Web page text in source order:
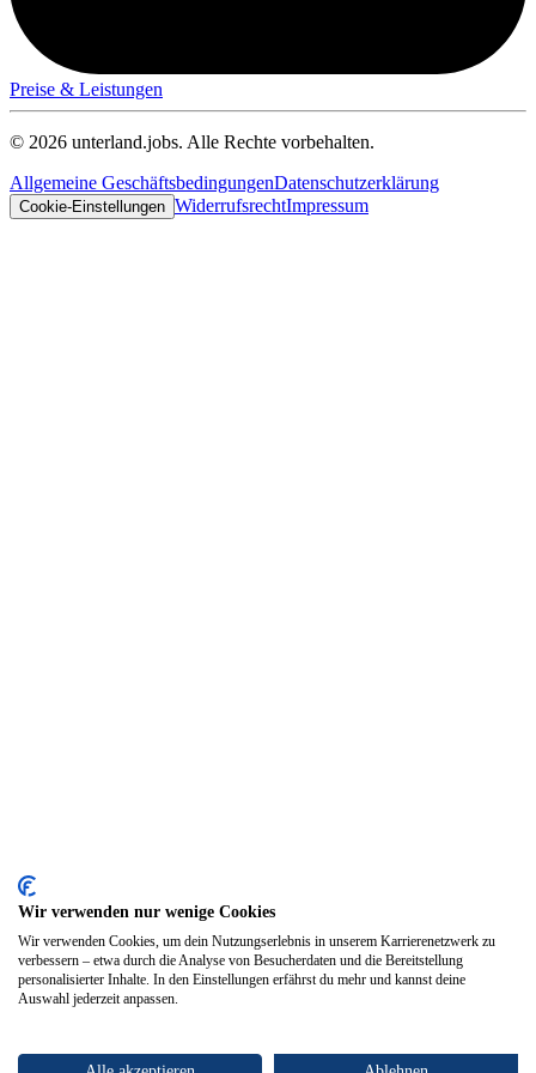
Preise & Leistungen
© 2026 unterland.jobs. Alle Rechte vorbehalten.
Allgemeine GeschäftsbedingungenDatenschutzerklärung
Cookie-Einstellungen WiderrufsrechtImpressum
Wir verwenden nur wenige Cookies
Wir verwenden Cookies, um dein Nutzungserlebnis in unserem Karrierenetzwerk zu
verbessern – etwa durch die Analyse von Besucherdaten und die Bereitstellung
personalisierter Inhalte. In den Einstellungen erfährst du mehr und kannst deine
Auswahl jederzeit anpassen.